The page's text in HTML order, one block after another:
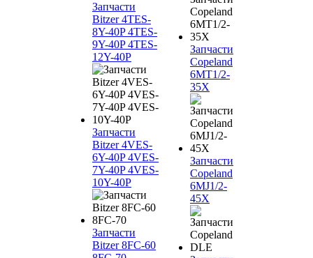
Запчасти
Bitzer 4TES-
8Y-40P 4TES-
9Y-40P 4TES-
12Y-40P
Запчасти
Bitzer 4VES-
6Y-40P 4VES-
7Y-40P 4VES-
10Y-40P
Запчасти
Bitzer 8FC-60
Запчасти
Copeland
6MT1/2-
35X
Запчасти
Copeland
6MJ1/2-
45X